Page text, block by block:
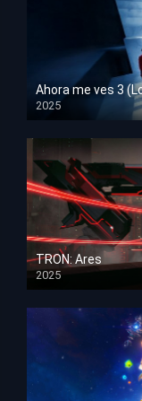
Ahora me ves 3
2025
HD 1080p
TRON: Ares
2025
HD 1080p